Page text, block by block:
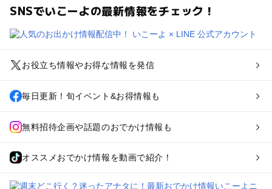
SNSでいこーよの最新情報をチェック！
お役立ち情報やお得な情報を発信
毎日更新！旬イベント&お得情報も
無料招待企画や話題のおでかけ情報も
オススメおでかけ情報を動画で紹介！